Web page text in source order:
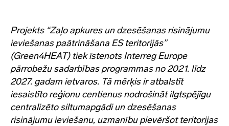
Projekts “Zaļo apkures un dzesēšanas risinājumu
ieviešanas paātrināšana ES teritorijās”
(Green4HEAT) tiek īstenots Interreg Europe
pārrobežu sadarbības programmas no 2021. līdz
2027. gadam ietvaros. Tā mērķis ir atbalstīt
iesaistīto reģionu centienus nodrošināt ilgtspējīgu
centralizēto siltumapgādi un dzesēšanas
risinājumu ieviešanu, uzmanību pievēršot teritorijas